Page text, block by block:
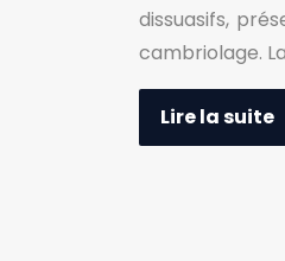
dissuasifs,
cambriolage.
Lire la suite